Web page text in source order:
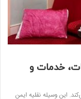
خدمات و
این وسیله نقلیه ایمن